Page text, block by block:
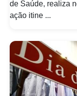
de Saúde, realiza
ação itine ...